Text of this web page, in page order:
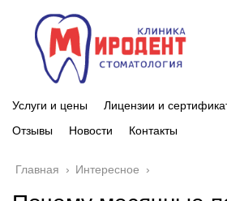
Услуги и цены Лицензии и
Отзывы
Новости Контакты
Главная › Интересное ›